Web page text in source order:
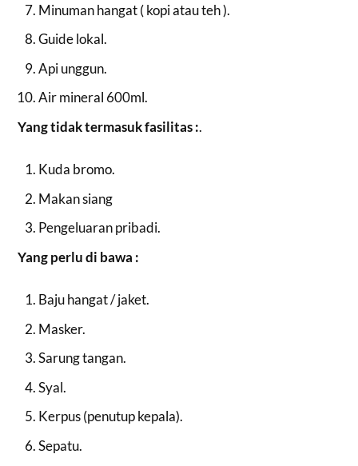
Minuman hangat ( kopi atau teh ).
Guide lokal.
Api unggun.
Air mineral 600ml.
Yang tidak termasuk fasilitas :.
Kuda bromo.
Makan siang
Pengeluaran pribadi.
Yang perlu di bawa :
Baju hangat / jaket.
Masker.
Sarung tangan.
Syal.
Kerpus (penutup kepala).
Sepatu.